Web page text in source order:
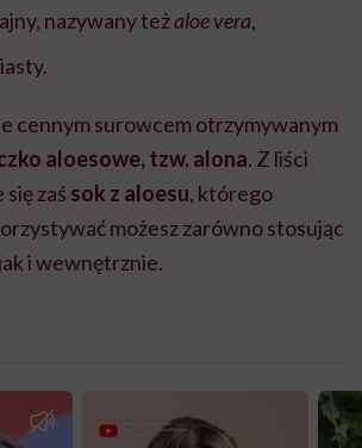
nazywany teżaloe vera,
cennym surowcem otrzymywanym
aloesowe, tzw. alona. Z liści
zaś sok z aloesu, którego
możesz zarówno stosując
i wewnętrznie.